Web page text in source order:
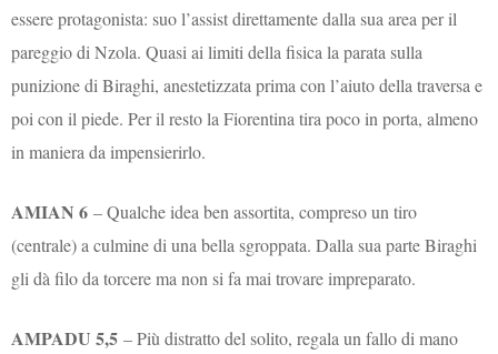
essere protagonista: suo l’assist direttamente dalla sua area per il
pareggio di Nzola. Quasi ai limiti della fisica la parata sulla
punizione di Biraghi, anestetizzata prima con l’aiuto della traversa e
poi con il piede. Per il resto la Fiorentina tira poco in porta, almeno
in maniera da impensierirlo.
AMIAN 6– Qualche idea ben assortita, compreso un tiro
(centrale) a culmine di una bella sgroppata. Dalla sua parte Biraghi
gli dà filo da torcere ma non si fa mai trovare impreparato.
AMPADU 5,5– Più distratto del solito, regala un fallo di mano